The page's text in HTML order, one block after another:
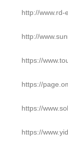
http://
http://
https://
https://
https://
https://